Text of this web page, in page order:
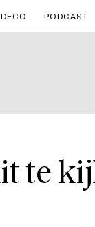
PODCAST
te